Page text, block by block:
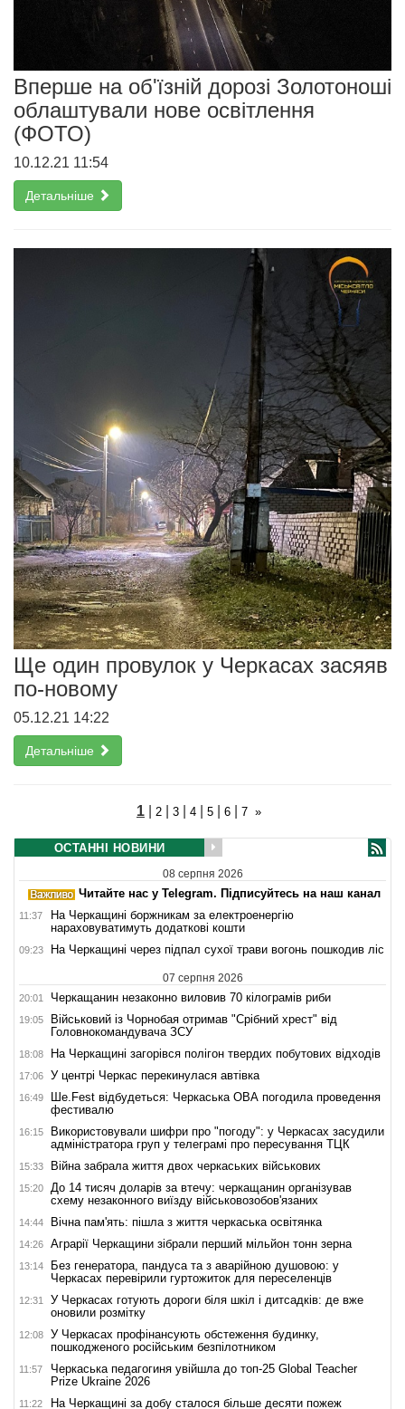
Вперше на об'їзній дорозі Золотоноші
облаштували нове освітлення
(ФОТО)
10.12.21 11:54
Детальніше
Ще один провулок у Черкасах засяяв
по-новому
05.12.21 14:22
Детальніше
1 2 3 4 5 6 7 »
ОСТАННІ НОВИНИ
08 серпня 2026
Читайте нас у Telegram. Підписуйтесь на наш канал
11:37
На Черкащині боржникам за електроенергію
нараховуватимуть додаткові кошти
09:23 На Черкащині через підпал сухої трави вогонь пошкодив ліс
07 серпня 2026
20:01 Черкащанин незаконно виловив 70 кілограмів риби
19:05
Військовий із Чорнобая отримав "Срібний хрест" від
Головнокомандувача ЗСУ
18:08 На Черкащині загорівся полігон твердих побутових відходів
17:06 У центрі Черкас перекинулася автівка
16:49
Ше.Fest відбудеться: Черкаська ОВА погодила проведення
фестивалю
16:15
Використовували шифри про "погоду": у Черкасах засудили
адміністратора груп у телеграмі про пересування ТЦК
15:33 Війна забрала життя двох черкаських військових
15:20
До 14 тисяч доларів за втечу: черкащанин організував
схему незаконного виїзду військовозобов'язаних
14:44 Вічна пам'ять: пішла з життя черкаська освітянка
14:26 Аграрії Черкащини зібрали перший мільйон тонн зерна
13:14
Без генератора, пандуса та з аварійною душовою: у
Черкасах перевірили гуртожиток для переселенців
12:31
У Черкасах готують дороги біля шкіл і дитсадків: де вже
оновили розмітку
12:08
У Черкасах профінансують обстеження будинку,
пошкодженого російським безпілотником
11:57
Черкаська педагогиня увійшла до топ-25 Global Teacher
Prize Ukraine 2026
11:22 На Черкащині за добу сталося більше десяти пожеж